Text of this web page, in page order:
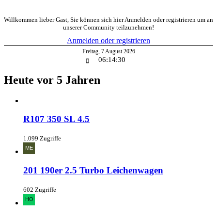
Willkommen lieber Gast, Sie können sich hier Anmelden oder registrieren um an
unserer Community teilzunehmen!
Anmelden oder registrieren
Freitag, 7August 2026
06:14:31
Heute vor 5 Jahren
R107 350 SL 4.5
1.099 Zugriffe
201 190er 2.5 Turbo Leichenwagen
602 Zugriffe